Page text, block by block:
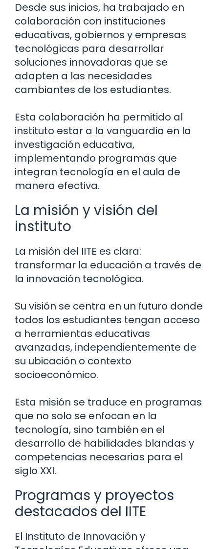
Desde sus inicios, ha trabajado en
colaboración con instituciones
educativas, gobiernos y empresas
tecnológicas para desarrollar
soluciones innovadoras que se
adapten a las necesidades
cambiantes de los estudiantes.
Esta colaboración ha permitido al
instituto estar a la vanguardia en la
investigación educativa,
implementando programas que
integran tecnología en el aula de
manera efectiva.
La misión y visión del
instituto
La misión del IITE es clara:
transformar la educación a través de
la innovación tecnológica.
Su visión se centra en un futuro donde
todos los estudiantes tengan acceso
a herramientas educativas
avanzadas, independientemente de
su ubicación o contexto
socioeconómico.
Esta misión se traduce en programas
que no solo se enfocan en la
tecnología, sino también en el
desarrollo de habilidades blandas y
competencias necesarias para el
siglo XXI.
Programas y proyectos
destacados del IITE
El Instituto de Innovación y